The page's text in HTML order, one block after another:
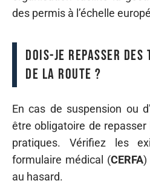
des permis à l’échelle
Dois-je repasser
de la route ?
En cas de suspension ou
être obligatoire de
pratiques. Vérifiez les
formulaire médical (CERFA)
au hasard.